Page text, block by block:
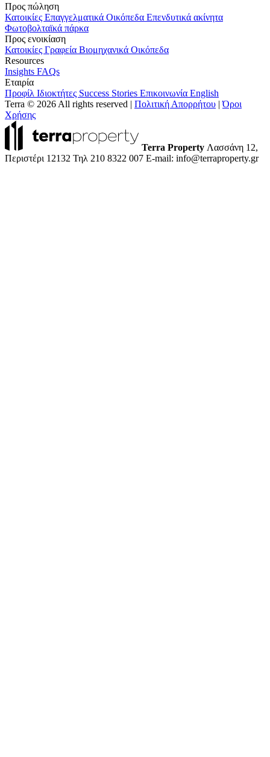
Προς πώληση
Κατοικίες Επαγγελματικά Οικόπεδα Επενδυτικά ακίνητα
Φωτοβολταϊκά πάρκα
Προς ενοικίαση
Κατοικίες Γραφεία Βιομηχανικά Οικόπεδα
Resources
Insights FAQs
Εταιρία
Προφίλ Ιδιοκτήτες Success Stories Επικοινωνία English
Terra © 2026 All rights reserved | Πολιτική Απορρήτου |Όροι
Χρήσης
Terra Property Λασσάνη 12,
Περιστέρι 12132 Τηλ 210 8322 007 E-mail: info@terraproperty.gr